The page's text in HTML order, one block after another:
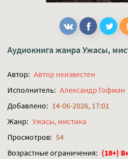
Аудиокнига жанра Ужасы,
Автор: Автор неизвестен
Исполнитель: Александр Гофман
Добавлено: 14-06-2026, 17:01
Жанр: Ужасы, мистика
Просмотров: 54
Возрастные ограничения: (18+)